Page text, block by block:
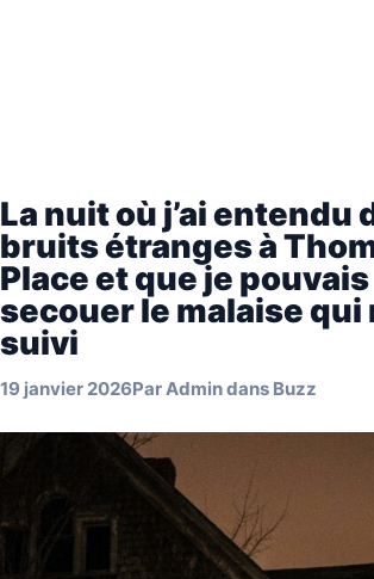
La nuit où j’ai entendu
bruits étranges à
Place et que je pouvais
secouer le malaise qui
suivi
19 janvier 2026ParAdmindans Buzz